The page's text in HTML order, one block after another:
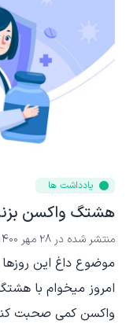
یادداشت ها
هشتگ واکسن
منتشر شده در 28 مهر 1400
موضوع داغ این
امروز میخوام با
واکسن کمی صحبت